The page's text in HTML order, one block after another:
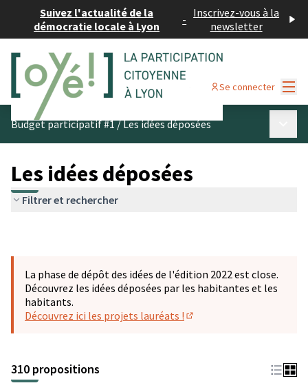
Suivez l'actualité de la
démocratie locale à Lyon
- Inscrivez-vous à la
newsletter
Se connecter
Budget participatif #1/Les idées déposées
Les idées déposées
Filtrer et rechercher
La phase de dépôt des idées de l'édition 2022 est close.
Découvrez les idées déposées par les habitantes et les
habitants.
Découvrez ici les projets lauréats !
310 propositions